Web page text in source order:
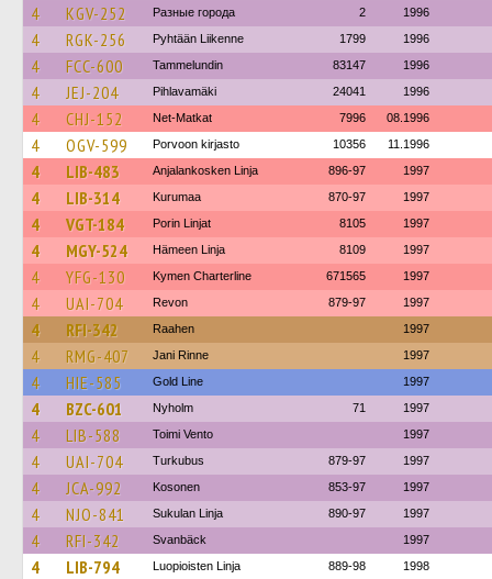
4 KGV-252 Разные города 2 1996
4 RGK-256 Pyhtään Liikenne 1799 1996
4 FCC-600 Tammelundin 83147 1996
4 JEJ-204 Pihlavamäki 24041 1996
4 CHJ-152 Net-Matkat 7996 08.1996
4 OGV-599 Porvoon kirjasto 10356 11.1996
4 LIB-483 Anjalankosken Linja 896-97 1997
4 LIB-314 Kurumaa 870-97 1997
4 VGT-184 Porin Linjat 8105 1997
4 MGY-524 Hämeen Linja 8109 1997
4 YFG-130 Kymen Charterline 671565 1997
4 UAI-704 Revon 879-97 1997
4 RFI-342 Raahen 1997
4 RMG-407 Jani Rinne 1997
4 HIE-585 Gold Line 1997
4 BZC-601 Nyholm 71 1997
4 LIB-588 Toimi Vento 1997
4 UAI-704 Turkubus 879-97 1997
4 JCA-992 Kosonen 853-97 1997
4 NJO-841 Sukulan Linja 890-97 1997
4 RFI-342 Svanbäck 1997
4 LIB-794 Luopioisten Linja 889-98 1998